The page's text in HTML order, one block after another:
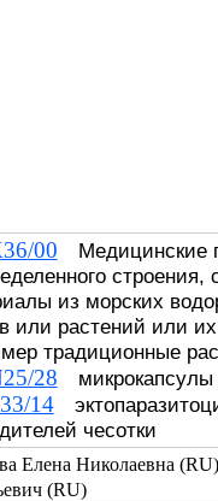
00 Медицинские
из морских
или растений или
традиционные
28 микрокапсулы
14
чесотки
Елена Николаевна (RU)
(RU)